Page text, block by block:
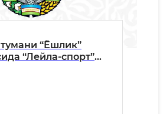
“Ёшлик”
“Лейла-спорт”